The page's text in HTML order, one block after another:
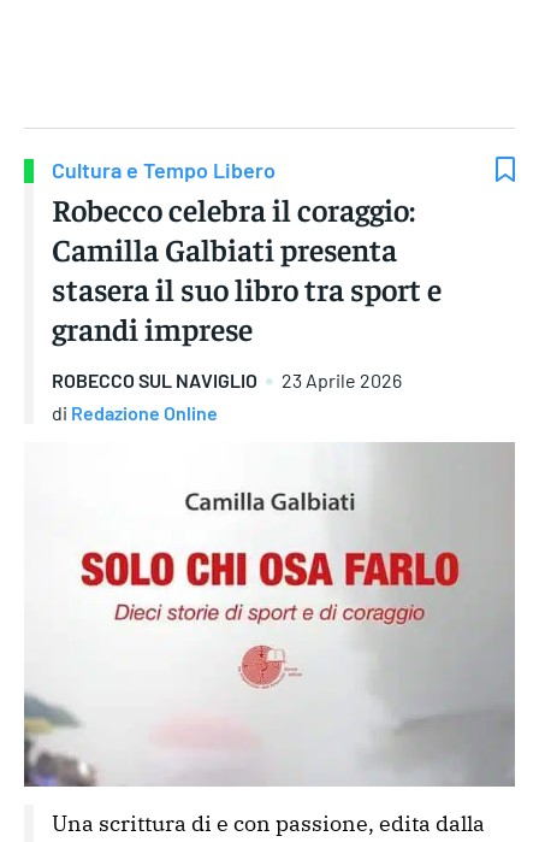
Cultura e Tempo Libero
Robecco celebra il coraggio:
Camilla Galbiati presenta
stasera il suo libro tra sport e
grandi imprese
ROBECCO SUL NAVIGLIO
23 Aprile 2026
di Redazione Online
Una scrittura di e con passione, edita dalla